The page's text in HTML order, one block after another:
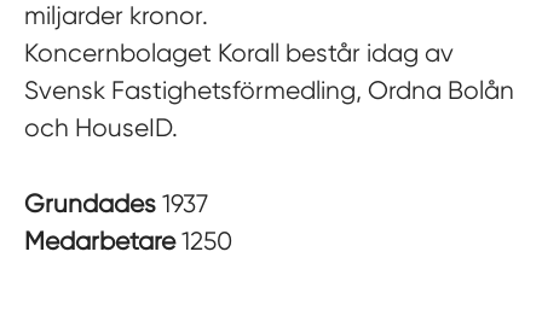
miljarder kronor.
Koncernbolaget Korall består idag av
Svensk Fastighetsförmedling, Ordna Bolån
och HouseID.
Grundades 1937
Medarbetare1250